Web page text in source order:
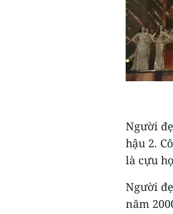
Người
hậu 2.
là cựu
Người
năm